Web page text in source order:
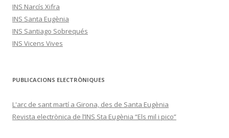
INS Narcís Xifra
INS Santa Eugènia
INS Santiago Sobrequés
INS Vicens Vives
PUBLICACIONS ELECTRÒNIQUES
L'arc de sant martí a Girona, des de Santa Eugènia
Revista electrònica de l’INS Sta Eugènia “Els mil i pico”